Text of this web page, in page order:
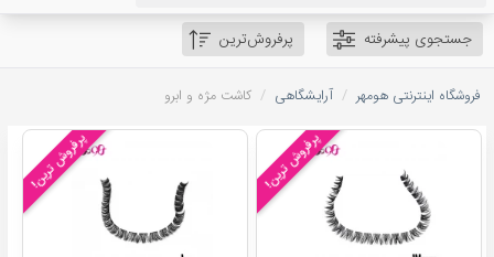
جستجوی پیشرفته پرفروش‌ترین
فروشگاه اینترنتی هومهر / آرایشگاهی / کاشت مژه و ابرو
پرفروش ترین! پرفروش ترین!